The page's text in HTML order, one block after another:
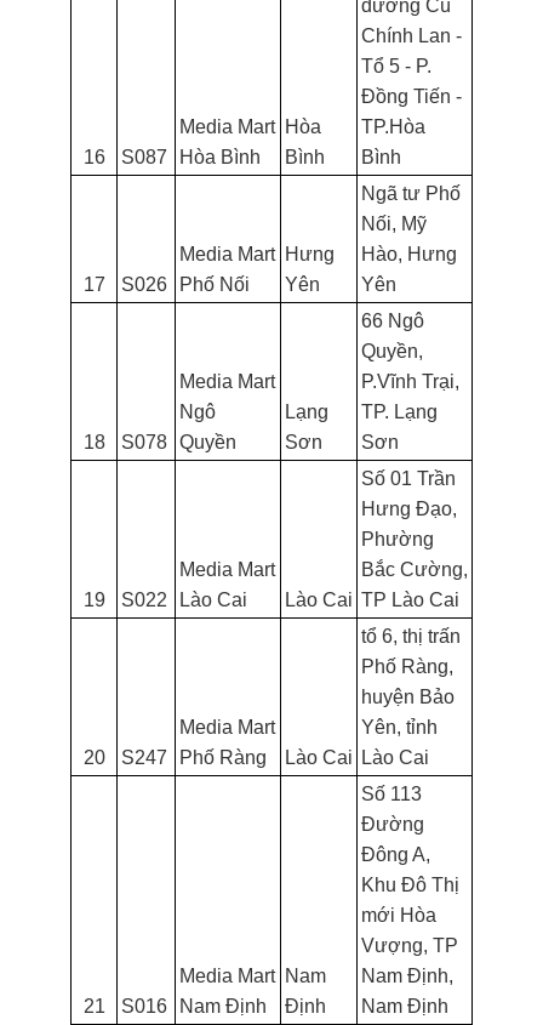
16 S087
Media Mart
Hòa Bình
Hòa
Bình
đường Cù
Chính Lan -
Tổ 5 - P.
Đồng Tiến -
TP.Hòa
Bình
17 S026
Media Mart
Phố Nối
Hưng
Yên
Ngã tư Phố
Nối, Mỹ
Hào, Hưng
Yên
18 S078
Media Mart
Ngô
Quyền
Lạng
Sơn
66 Ngô
Quyền,
P.Vĩnh Trại,
TP. Lạng
Sơn
19 S022
Media Mart
Lào Cai
Lào Cai
Số 01 Trần
Hưng Đạo,
Phường
Bắc Cường,
TP Lào Cai
20 S247
Media Mart
Phố Ràng
Lào Cai
tổ 6, thị trấn
Phố Ràng,
huyện Bảo
Yên, tỉnh
Lào Cai
21 S016
Media Mart
Nam Định
Nam
Định
Số 113
Đường
Đông A,
Khu Đô Thị
mới Hòa
Vượng, TP
Nam Định,
Nam Định